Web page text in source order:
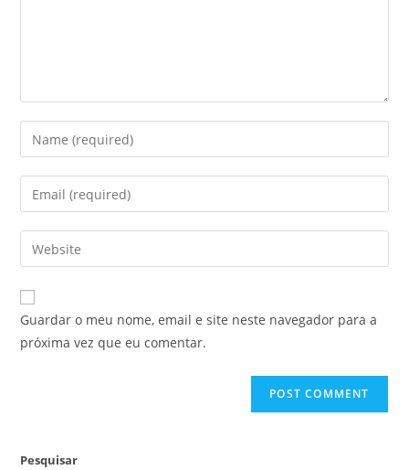
Guardar o meu nome, email e site neste navegador para a
próxima vez que eu comentar.
Pesquisar